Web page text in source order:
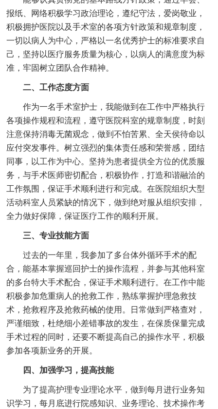
报纸、网络积极学习政治理论，遵纪守法，爱岗敬业，
积极拥护医院以及手术室的各项方针政策和规章制度，
一切以病人为中心，严格以一名优秀护士的标准要求自
己，坚持以医疗服务质量为核心，以病人的满意度为标
准，牢固树立团队合作精神。
二、工作态度方面
作为一名手术室护士，我能做到在工作中严格执行
各项操作规程和流程，遵守医院科室的规章制度，时刻
注意保持消毒无菌观念，做到不怕苦累、全天侯待命以
应付突发事件。树立强烈的集体责任感和荣誉感，团结
同事，以工作为中心。坚持为患者提供全方位的优质服
务，与手术医师密切配合，积极协作，打造和谐融洽的
工作氛围，保证手术顺利进行和完成。在医院组织大型
活动科室人员紧缺的情况下，做到绝对服从组织安排，
全力做好保障，保证医疗工作的顺利开展。
三、专业技能方面
过去的一年里，我参加了多台体外循环手术的配
合，能基本掌握巡回护士的操作流程，并参与其他科室
的多台特大手术配合，保证手术顺利进行。在工作中能
积极参加危重病人的抢救工作，熟练掌握护理急救技
术，抢救程序及抢救药械的使用。日常做到严格查对，
严谨细致，杜绝细小差错事故的发生，在保质保量完成
手术过程的同时，还要不断提高自己的操作水平，积极
参加各项新业务的开展。
四、加强学习，提高技能
为了提高护理专业理论水平，做到每月进行业务知
识学习，每月底进行院感知识、业务理论、技术操作考